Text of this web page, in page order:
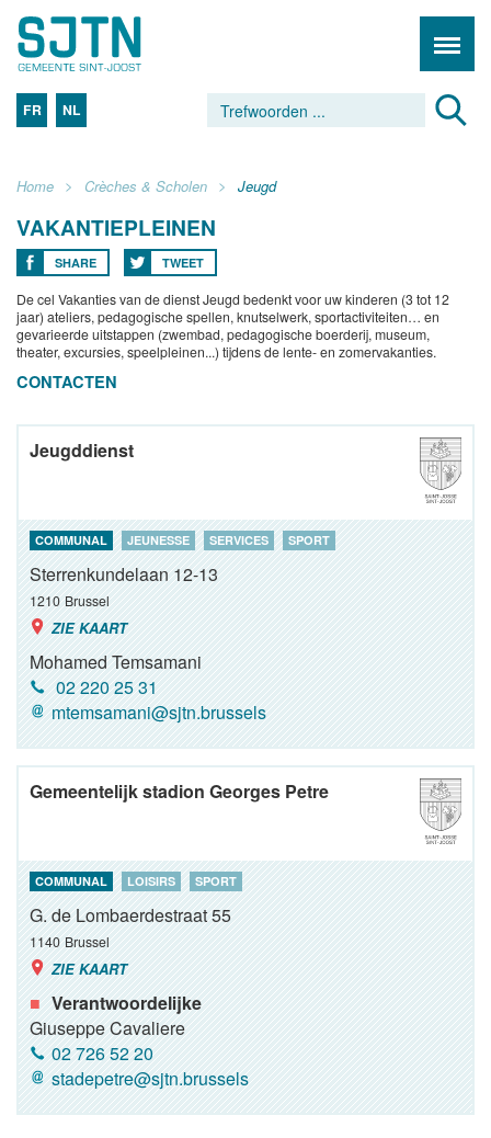
FR NL
Home Crèches & Scholen Jeugd
VAKANTIEPLEINEN
SHARE TWEET
De cel Vakanties van de dienst Jeugd bedenkt voor uw kinderen (3 tot 12
jaar) ateliers, pedagogische spellen, knutselwerk, sportactiviteiten… en
gevarieerde uitstappen (zwembad, pedagogische boerderij, museum,
theater, excursies, speelpleinen...) tijdens de lente- en zomervakanties.
CONTACTEN
Jeugddienst
COMMUNAL JEUNESSE SERVICES SPORT
Sterrenkundelaan 12-13
1210 Brussel
ZIE KAART
Mohamed Temsamani
02 220 25 31
mtemsamani@sjtn.brussels
Gemeentelijk stadion Georges Petre
COMMUNAL LOISIRS SPORT
G. de Lombaerdestraat 55
1140 Brussel
ZIE KAART
Verantwoordelijke
Giuseppe Cavaliere
02 726 52 20
stadepetre@sjtn.brussels